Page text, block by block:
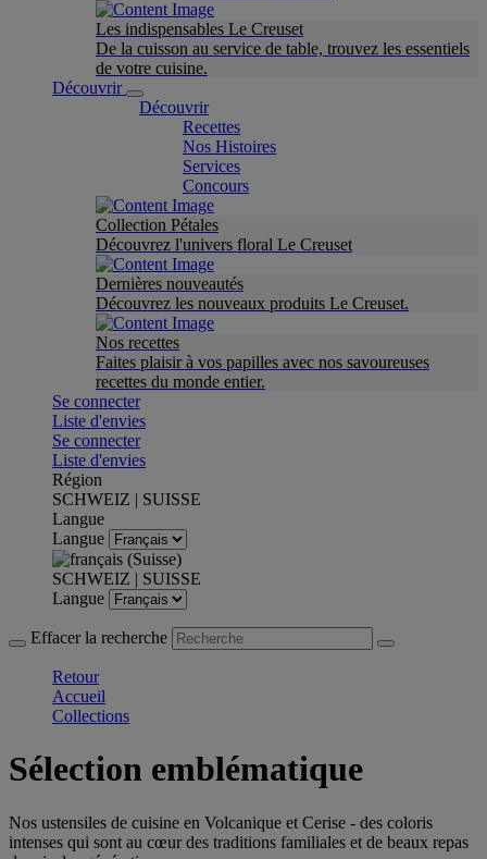
Les indispensables Le Creuset
De la cuisson au service de table, trouvez les essentiels
de votre cuisine.
Découvrir
Découvrir
Recettes
Nos Histoires
Services
Concours
Collection Pétales
Découvrez l'univers floral Le Creuset
Dernières nouveautés
Découvrez les nouveaux produits Le Creuset.
Nos recettes
Faites plaisir à vos papilles avec nos savoureuses
recettes du monde entier.
Se connecter
Liste d'envies
Se connecter
Liste d'envies
Région
SCHWEIZ | SUISSE
Langue
Langue
SCHWEIZ | SUISSE
Langue
Effacer la recherche
Retour
Accueil
Collections
Sélection emblématique
Nos ustensiles de cuisine en Volcanique et Cerise - des coloris
intenses qui sont au cœur des traditions familiales et de beaux repas